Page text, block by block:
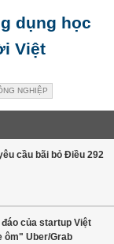
dụng học
Việt
NGHIỆP
cầu bãi bỏ Điều 292
của startup Việt
ôm" Uber/Grab